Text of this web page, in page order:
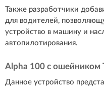
Также разработчики
для водителей,
устройство в машину и
автопилотирования.
Alpha 100 с ошейником
Данное устройство